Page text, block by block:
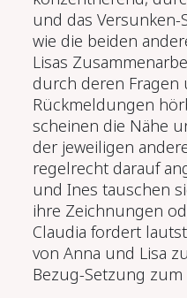
und das Versunken-
wie die beiden
Lisas
durch deren Fragen
Rückmeldungen
scheinen die Nähe
der jeweiligen
regelrecht darauf
und Ines tauschen
ihre Zeichnungen
Claudia fordert
von Anna und Lisa
Bezug-Setzung